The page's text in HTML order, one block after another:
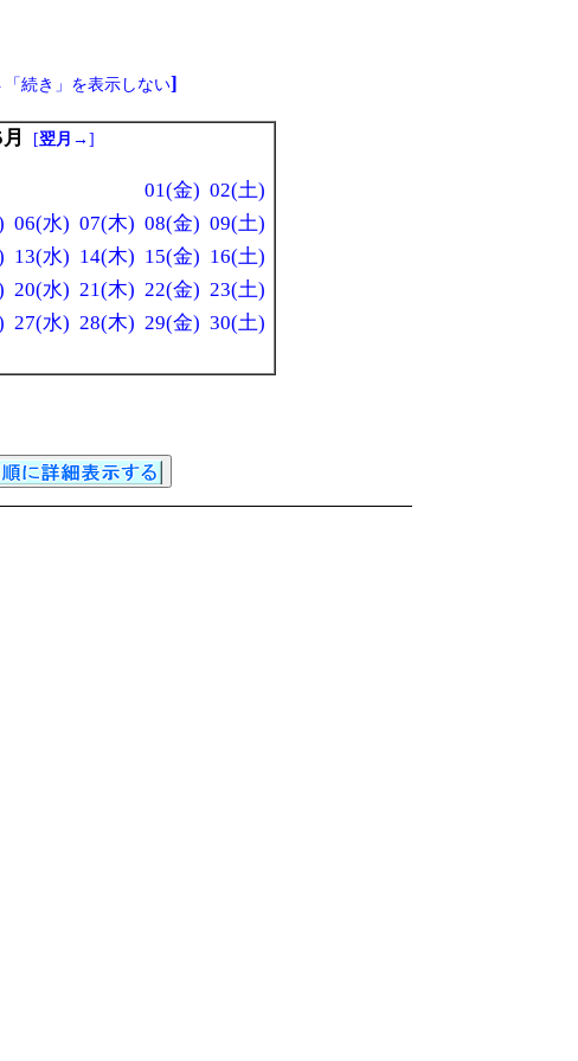
「続き」を表示しない]
[翌月→]
01(金) 02(土)
06(水) 07(木) 08(金) 09(土)
13(水) 14(木) 15(金) 16(土)
20(水) 21(木) 22(金) 23(土)
27(水) 28(木) 29(金) 30(土)